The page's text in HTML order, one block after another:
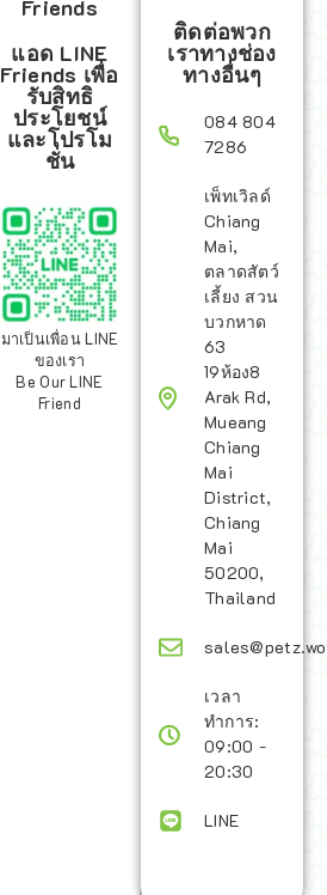
Friends
แอด LINE
Friends เพื่อ
รับสิทธิ
ประโยชน์
และโปรโม
ชั่น
มาเป็นเพื่อน LINE
ของเรา
Be Our LINE
Friend
ติดต่อพวก
เราทางช่อง
ทางอื่นๆ
084 804
7286
เพ็ทเวิลด์
Chiang
Mai,
ตลาดสัตว์
เลี้ยง สวน
บวกหาด
63
19ห้อง8
Arak Rd,
Mueang
Chiang
Mai
District,
Chiang
Mai
50200,
Thailand
เวลา
ทำการ:
09:00 -
20:30
LINE